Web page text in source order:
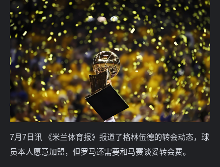
7月7日讯 《米兰体育报》报道了格林伍德的转会动态，球
员本人愿意加盟，但罗马还需要和马赛谈妥转会费。